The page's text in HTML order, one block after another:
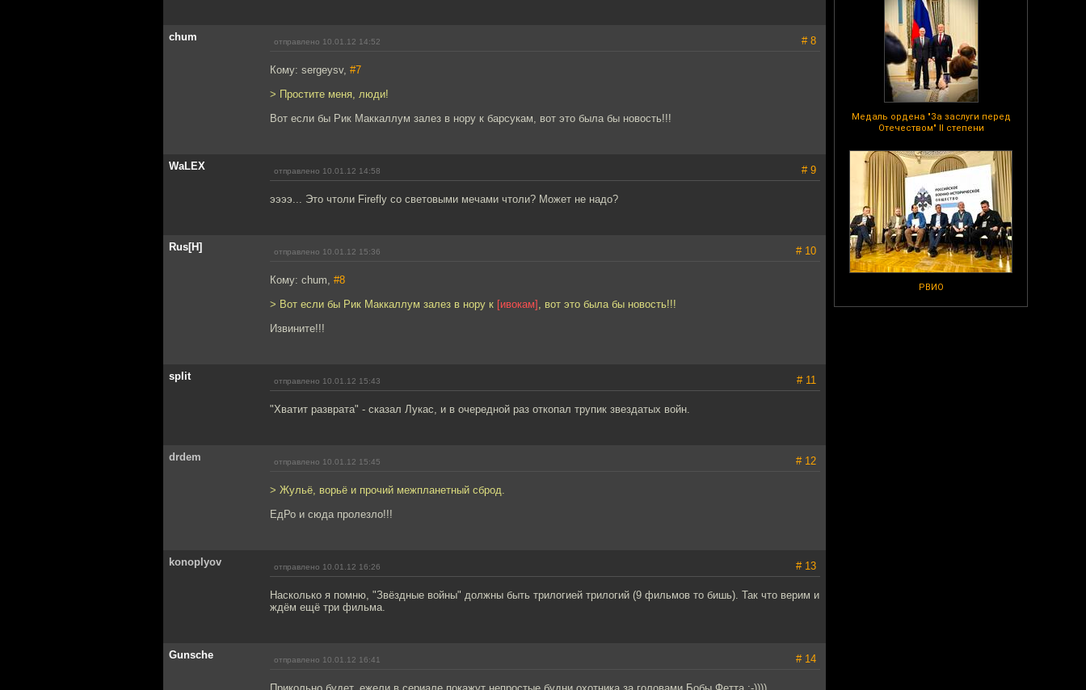
Медаль ордена "За заслуги перед
Отечеством" II степени
РВИО
chum отправлено 10.01.12 14:52 # 8
Кому: sergeysv, #7
> Простите меня, люди!
Вот если бы Рик Маккаллум залез в нору к барсукам, вот это была бы новость!!!
WaLEX отправлено 10.01.12 14:58 # 9
ээээ... Это чтоли Firefly со световыми мечами чтоли? Может не надо?
Rus[H] отправлено 10.01.12 15:36 # 10
Кому: chum, #8
> Вот если бы Рик Маккаллум залез в нору к [ивокам] , вот это была бы новость!!!
Извините!!!
split отправлено 10.01.12 15:43 # 11
"Хватит разврата" - сказал Лукас, и в очередной раз откопал трупик звездатых войн.
drdem отправлено 10.01.12 15:45 # 12
> Жульё, ворьё и прочий межпланетный сброд.
ЕдРо и сюда пролезло!!!
konoplyov отправлено 10.01.12 16:26 # 13
Насколько я помню, "Звёздные войны" должны быть трилогией трилогий (9 фильмов то бишь). Так что верим и
ждём ещё три фильма.
Gunsche отправлено 10.01.12 16:41 # 14